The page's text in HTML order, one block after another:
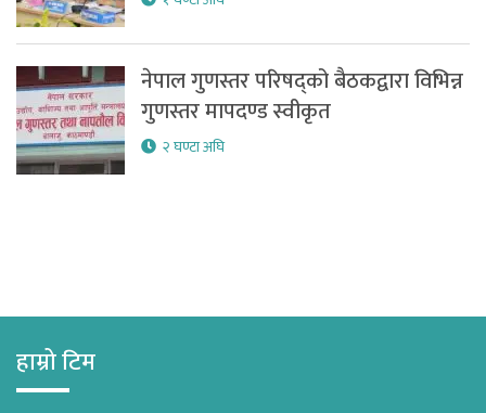
नेपाल गुणस्तर परिषद्को बैठकद्वारा विभिन्न
गुणस्तर मापदण्ड स्वीकृत
२ घण्टा अघि
हाम्रो टिम